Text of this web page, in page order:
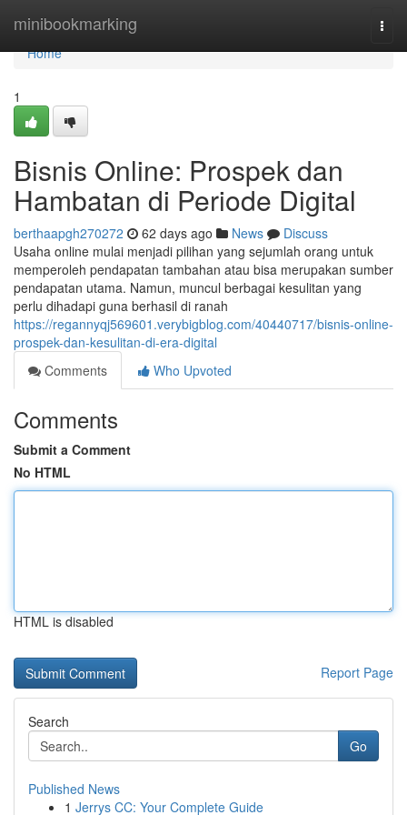
minibookmarking
Home
Home
1
Bisnis Online: Prospek dan
Hambatan di Periode Digital
berthaapgh270272 62 days ago News
Discuss
Usaha online mulai menjadi pilihan yang sejumlah orang untuk
memperoleh pendapatan tambahan atau bisa merupakan sumber
pendapatan utama. Namun, muncul berbagai kesulitan yang
perlu dihadapi guna berhasil di ranah
https://regannyqj569601.verybigblog.com/40440717/bisnis-online-
prospek-dan-kesulitan-di-era-digital
Comments
Who Upvoted
Comments
Submit a Comment
No HTML
HTML is disabled
Report Page
Search
Go
Published News
1 Jerrys CC: Your Complete Guide